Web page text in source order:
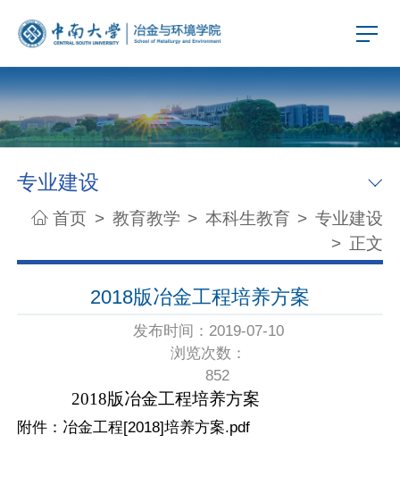
专业建设
首页 > 教育教学 > 本科生教育 > 专业建设
> 正文
2018版冶金工程培养方案
发布时间：2019-07-10
浏览次数：
852
2018版冶金工程培养方案
附件： 冶金工程[2018]培养方案.pdf